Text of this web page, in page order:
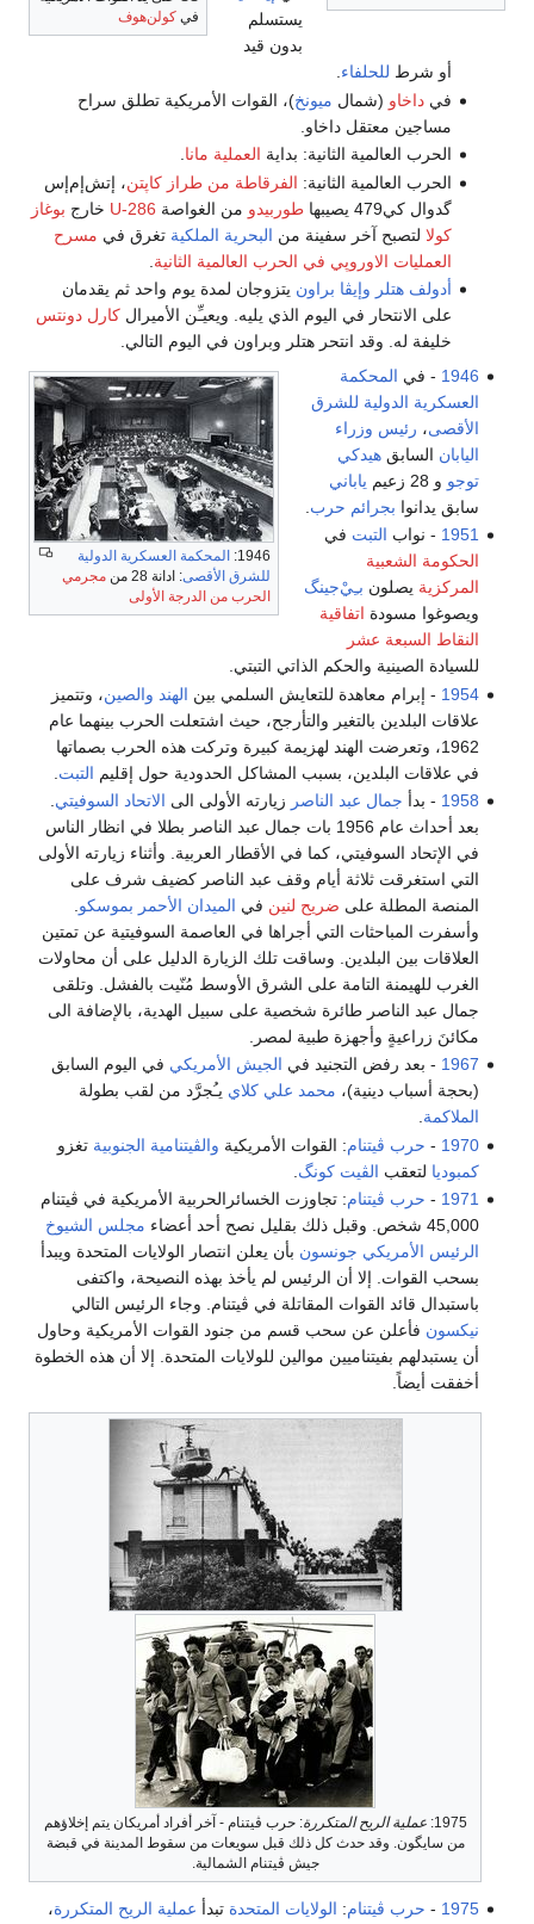
كولن‌هوف
ميونخ)، القوات الأمريكية تطلق سراح
داخاو.
الثانية: بدايةالعملية مانا.
الثانية:الفرقاطة من طراز كاپتن، إتش‌إم‌إس
طوربيدومن الغواصةU-286 خارجبوغاز
آخر سفينة منالبحرية الملكيةتغرق فيمسرح
الاوروپي في الحرب العالمية الثانية.
وإيڤا براونيتزوجان لمدة يوم واحد ثم يقدمان
في اليوم الذي يليه. ويعيـِّن الأميرالكارل دونتس
وقد انتحر هتلر وبراون في اليوم التالي.
1946:
المحكمة العسكرية الدولية
للشرق الأقصى: ادانة 28 من
مجرمي
الحرب من الدرجة الأولى
المحكمة
للشرق
وزراء
هيدكي
ياباني
بجرائم حرب.
التبت في
بـِيْ‌جينگ
اتفاقية
والحكم الذاتي التبتي.
معاهدة للتعايش السلمي بينالهند والصين، وتتميز
بالتغير والتأرجح، حيث اشتعلت الحرب بينهما عام
الهند لهزيمة كبيرة وتركت هذه الحرب بصماتها
بسبب المشاكل الحدودية حول إقليمالتبت.
عبد الناصر زيارته الأولى الىالاتحاد السوفيتي.
بعد أحداث عام 1956 بات جمال عبد الناصر بطلا في انظار الناس
كما في الأقطار العربية. وأثناء زيارته الأولى
ثلاثة أيام وقف عبد الناصر كضيف شرف على
علىضريح لنينفيالميدان الأحمر بموسكو.
التي أجراها في العاصمة السوفيتية عن تمتين
البلدين. وساقت تلك الزيارة الدليل على أن محاولات
التامة على الشرق الأوسط مُنّيت بالفشل. وتلقى
طائرة شخصية على سبيل الهدية، بالإضافة الى
وأجهزة طبية لمصر.
التجنيد فيالجيش الأمريكيفي اليوم السابق
دينية)،محمد علي كلاييـُجرَّد من لقب بطولة
: القوات الأمريكيةوالڤيتنامية الجنوبيةتغزو
الڤيت كونگ.
: تجاوزت الخسائرالحربية الأمريكية في ڤيتنام
مجلس الشيوخ
جونسون بأن يعلن انتصار الولايات المتحدة ويبدأ
إلا أن الرئيس لم يأخذ بهذه النصيحة، واكتفى
القوات المقاتلة في ڤيتنام. وجاء الرئيس التالي
عن سحب قسم من جنود القوات الأمريكية وحاول
موالين للولايات المتحدة. إلا أن هذه الخطوة
الريح المتكررة: حرب ڤيتنام - آخر أفراد أمريكان يتم إخلاؤهم
وقد حدث كل ذلك قبل سويعات من سقوط المدينة في قبضة
:الولايات المتحدةتبدأعملية الريح المتكررة،